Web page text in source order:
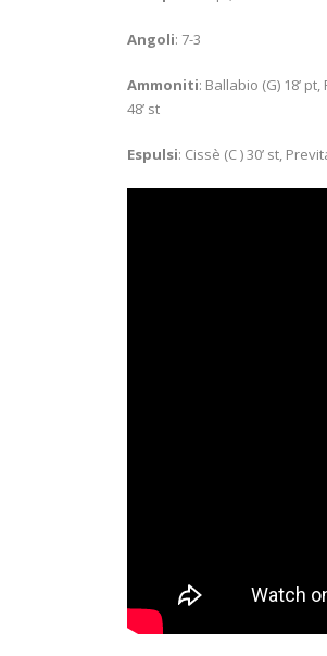
Angoli: 7-3
Ammoniti: Ballabio (G) 18’
48’ st
Espulsi: Cissè (C ) 30’ st,